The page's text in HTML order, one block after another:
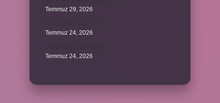
Temmuz 29, 2026
Temmuz 24, 2026
Temmuz 24, 2026